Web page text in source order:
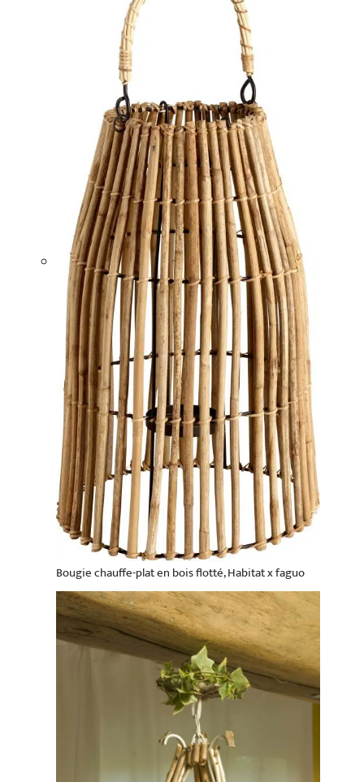
Bougie chauffe-plat en bois flotté, Habitat x faguo